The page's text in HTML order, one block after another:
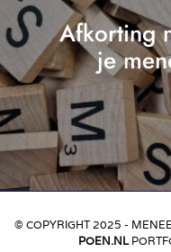
Afkorting
je
© COPYRIGHT 2025 -
POEN.NL